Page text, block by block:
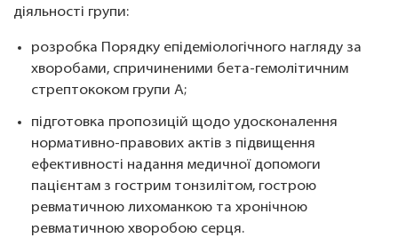
діяльності групи:
розробка Порядку епідеміологічного нагляду за
хворобами, спричиненими бета-гемолітичним
стрептококом групи А;
підготовка пропозицій щодо удосконалення
нормативно-правових актів з підвищення
ефективності надання медичної допомоги
пацієнтам з гострим тонзилітом, гострою
ревматичною лихоманкою та хронічною
ревматичною хворобою серця.